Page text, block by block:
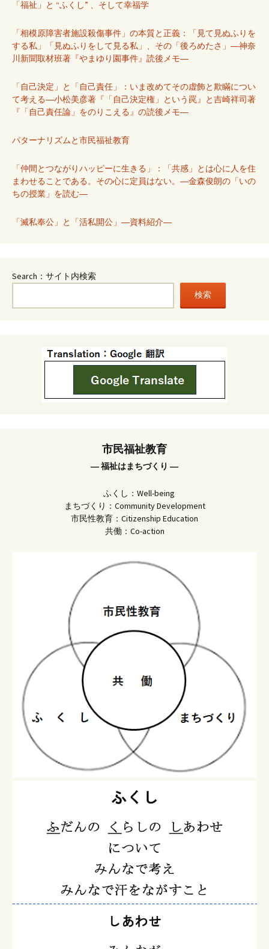
「福祉」と “ふくし” 、そして幸福学
「相模原障害者施設殺傷事件」の本質と正義：「見て見ぬふりを
する私」「見ぬふりをして見る私」、その「後ろめたさ」―神奈
川新聞取材班著『やまゆり園事件』読後メモ―
「自己決定」と「自己責任」：いま改めてその虚飾と欺瞞につい
て考える―小松美彦著『「自己決定権」という罠』と吉崎祥司著
『「自己責任論」をのりこえる』の読後メモ―
パターナリズムと市民福祉教育
「仲間とつながりハッピーに生きる」：「共感」とは心に人を住
まわせることである。その心に定員はない。―金森俊朗の「いの
ちの授業」を読む―
「滅私奉公」と「活私開公」―資料紹介―
Search：サイト内検索
検索
市民福祉教育
― 福祉はまちづくり ―
ふくし：Well-being
まちづくり：Community Development
市民性教育：Citizenship Education
共働：Co-action